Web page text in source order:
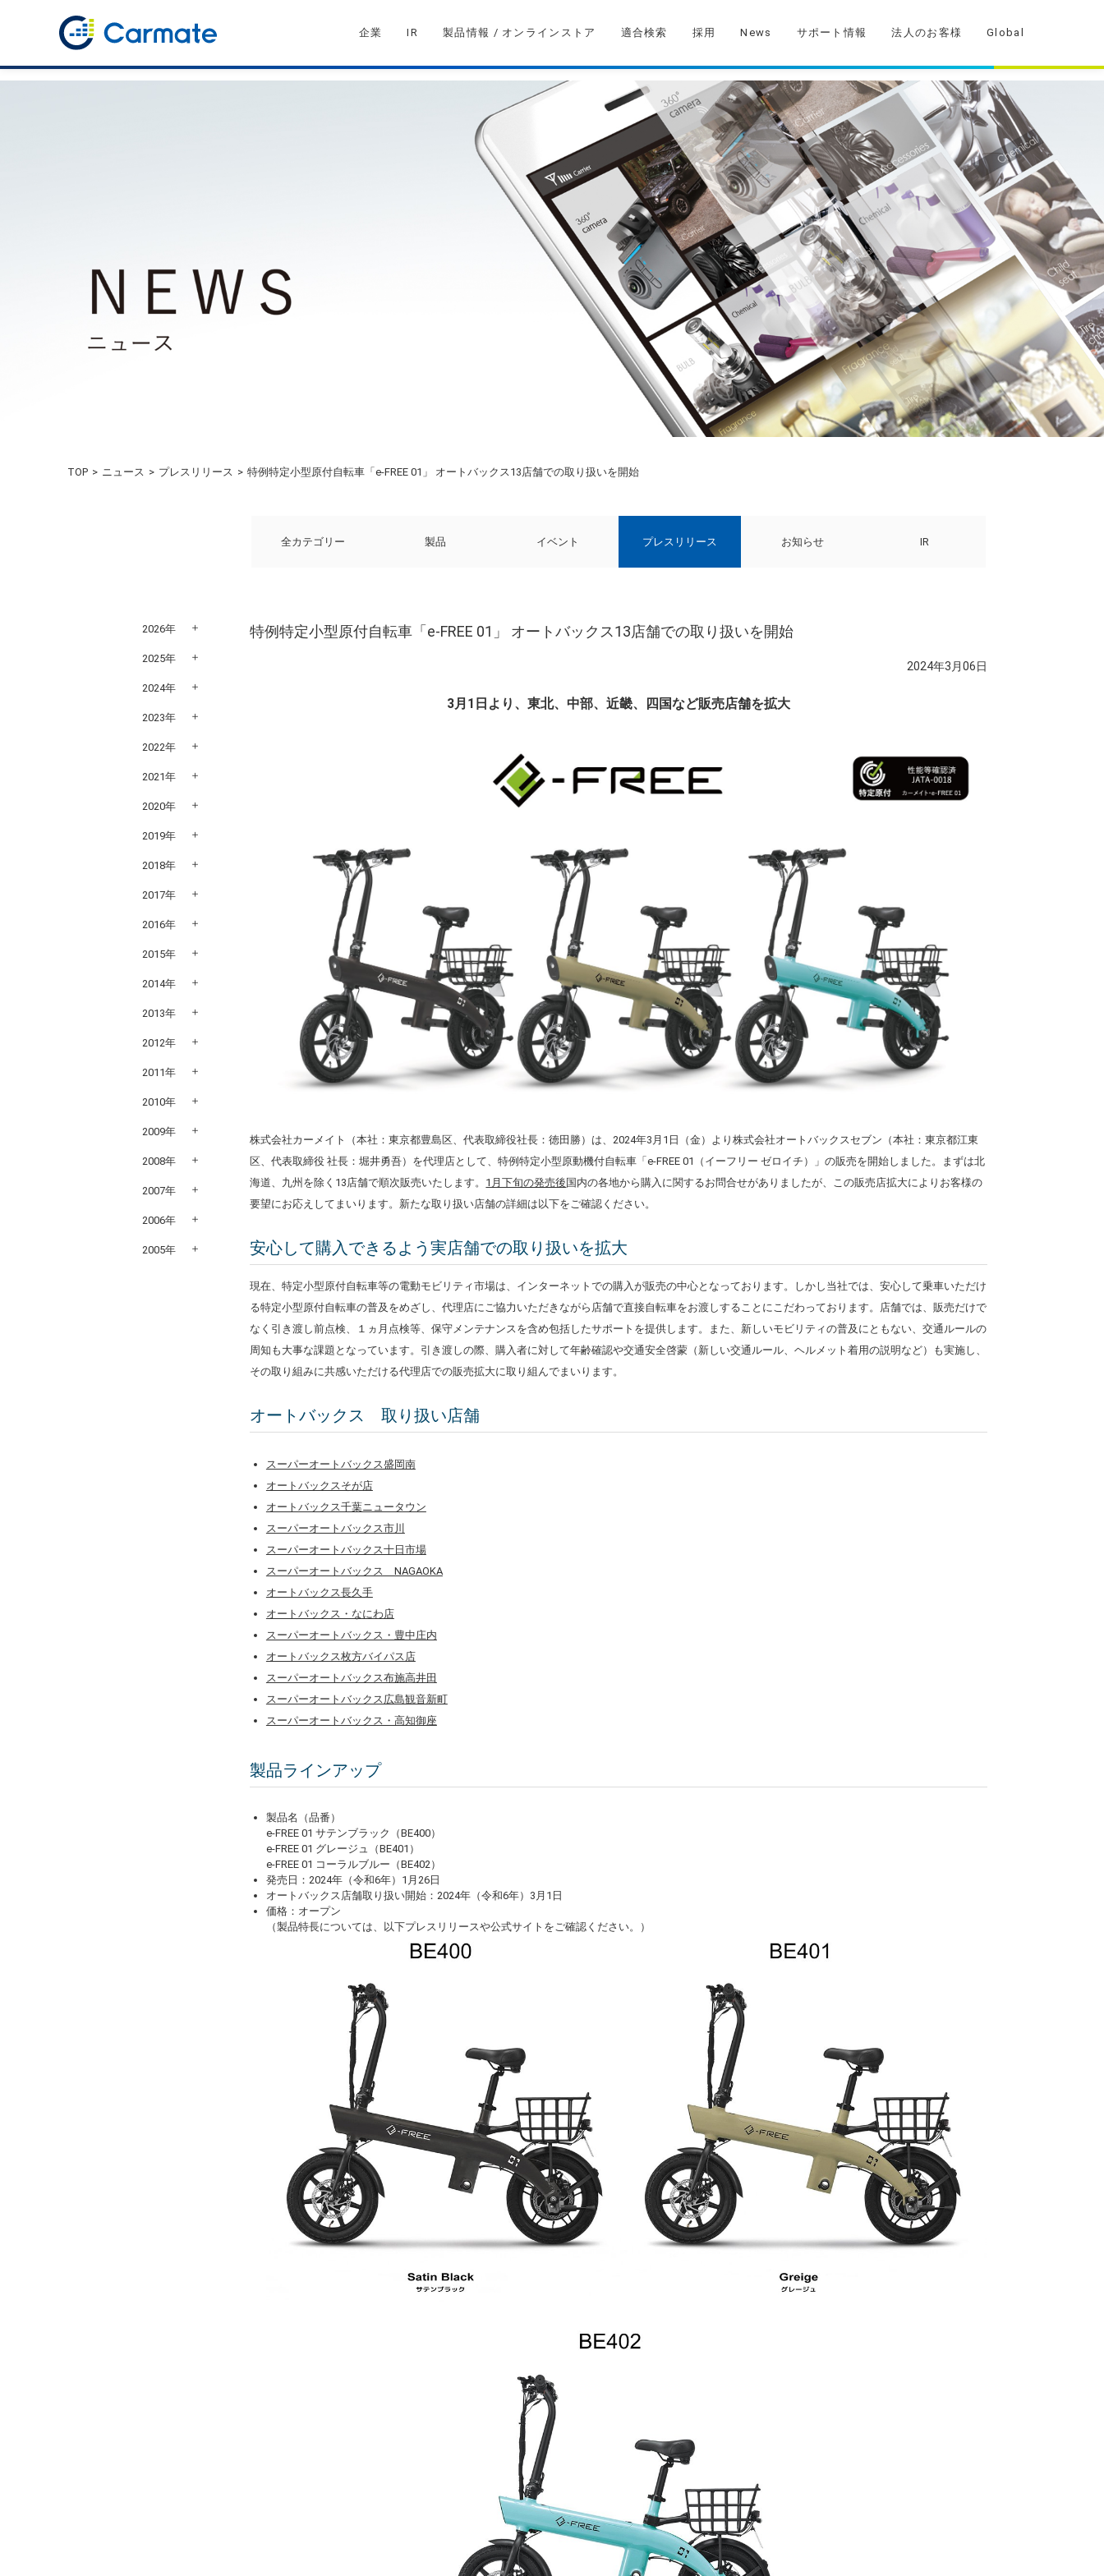
企業 IR 製品情報 / オンラインストア 適合検索 採用 News サポート情報 法人のお客様 Global
TOP ニュース プレスリリース 特例特定小型原付自転車「e-FREE 01」 オートバックス13店舗での取り扱いを開始
全カテゴリー 製品 イベント プレスリリース お知らせ IR
特例特定小型原付自転車「e-FREE 01」 オートバックス13店舗での取り扱いを開始
2024年3月06日
3月1日より、東北、中部、近畿、四国など販売店舗を拡大
株式会社カーメイト（本社：東京都豊島区、代表取締役社長：徳田勝）は、2024年3月1日（金）より株式会社オートバックスセブン（本社：東京都江東
区、代表取締役 社長：堀井勇吾）を代理店として、特例特定小型原動機付自転車「e-FREE 01（イーフリー ゼロイチ）」の販売を開始しました。まずは北
海道、九州を除く13店舗で順次販売いたします。 1月下旬の発売後国内の各地から購入に関するお問合せがありましたが、この販売店拡大によりお客様の
要望にお応えしてまいります。新たな取り扱い店舗の詳細は以下をご確認ください。
安心して購入できるよう実店舗での取り扱いを拡大
現在、特定小型原付自転車等の電動モビリティ市場は、インターネットでの購入が販売の中心となっております。しかし当社では、安心して乗車いただけ
る特定小型原付自転車の普及をめざし、代理店にご協力いただきながら店舗で直接自転車をお渡しすることにこだわっております。店舗では、販売だけで
なく引き渡し前点検、１ヵ月点検等、保守メンテナンスを含め包括したサポートを提供します。また、新しいモビリティの普及にともない、交通ルールの
周知も大事な課題となっています。引き渡しの際、購入者に対して年齢確認や交通安全啓蒙（新しい交通ルール、ヘルメット着用の説明など）も実施し、
その取り組みに共感いただける代理店での販売拡大に取り組んでまいります。
オートバックス 取り扱い店舗
スーパーオートバックス盛岡南
オートバックスそが店
オートバックス千葉ニュータウン
スーパーオートバックス市川
スーパーオートバックス十日市場
スーパーオートバックス NAGAOKA
オートバックス長久手
オートバックス・なにわ店
スーパーオートバックス・豊中庄内
オートバックス枚方バイパス店
スーパーオートバックス布施高井田
スーパーオートバックス広島観音新町
スーパーオートバックス・高知御座
製品ラインアップ
製品名（品番）
e-FREE 01 サテンブラック（BE400）
e-FREE 01 グレージュ（BE401）
e-FREE 01 コーラルブルー（BE402）
発売日：2024年（令和6年）1月26日
オートバックス店舗取り扱い開始：2024年（令和6年）3月1日
価格：オープン
（製品特長については、以下プレスリリースや公式サイトをご確認ください。）
2026年
2025年
2024年
2023年
2022年
2021年
2020年
2019年
2018年
2017年
2016年
2015年
2014年
2013年
2012年
2011年
2010年
2009年
2008年
2007年
2006年
2005年